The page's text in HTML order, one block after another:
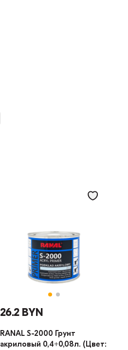
26.2 BYN
RANAL S-2000 Грунт
акриловый 0,4+0,08л. (Цвет: